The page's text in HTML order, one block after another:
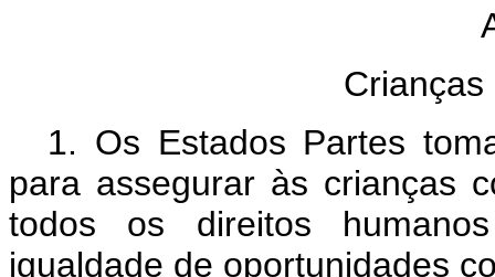
1. Os Estados Partes
para assegurar às crianças
todos os direitos
igualdade de oportunidades